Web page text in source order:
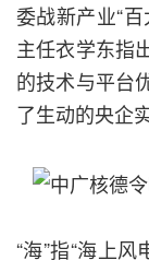
委战新产业“
主任衣学东指
的技术与平台
了生动的央企
“海”指“海上